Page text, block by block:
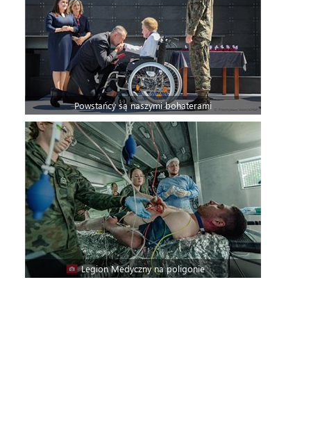
Powstańcy są naszymi bohaterami
Legion Medyczny na poligonie